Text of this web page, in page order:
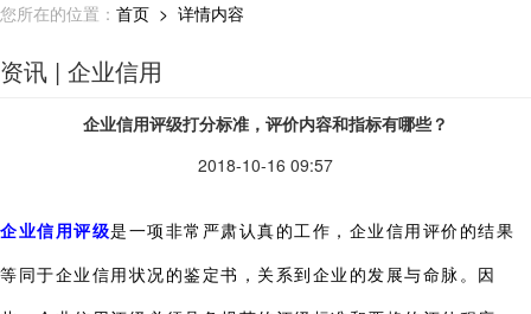
您所在的位置： 首页 > 详情内容
资讯 | 企业信用
企业信用评级打分标准，评价内容和指标有哪些？
2018-10-16 09:57
企业信用评级是一项非常严肃认真的工作，企业信用评价的结果
等同于企业信用状况的鉴定书，关系到企业的发展与命脉。因